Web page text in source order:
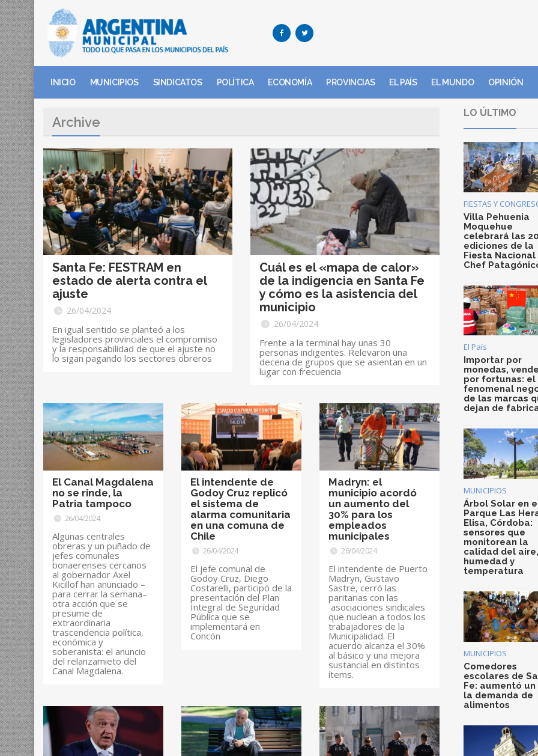
INICIO MUNICIPIOS SINDICATOS POLÍTICA ECONOMÍA PROVINCIAS EL PAÍS EL MUNDO OPINIÓN
Archive
Santa Fe: FESTRAM en
estado de alerta contra el
ajuste
26/04/2024
En igual sentido se planteó a los
legisladores provinciales el compromiso
y la responsabilidad de que el ajuste no
lo sigan pagando los sectores obreros
Cuál es el «mapa de calor»
de la indigencia en Santa Fe
y cómo es la asistencia del
municipio
26/04/2024
Frente a la terminal hay unas 30
personas indigentes. Relevaron una
decena de grupos que se asientan en un
lugar con frecuencia
El Canal Magdalena
no se rinde, la
Patria tampoco
26/04/2024
Algunas centrales
obreras y un puñado de
jefes comunales
bonaerenses cercanos
al gobernador Axel
Kicillof han anunciado –
para cerrar la semana–
otra acción que se
presume de
extraordinaria
trascendencia política,
económica y
soberanista: el anuncio
del relanzamieto del
Canal Magdalena.
El intendente de
Godoy Cruz replicó
el sistema de
alarma comunitaria
en una comuna de
Chile
26/04/2024
El jefe comunal de
Godoy Cruz, Diego
Costarelli, participó de la
presentación del Plan
Integral de Seguridad
Pública que se
implementará en
Concón
Madryn: el
municipio acordó
un aumento del
30% para los
empleados
municipales
26/04/2024
El intendente de Puerto
Madryn, Gustavo
Sastre, cerró las
paritarias con las
asociaciones sindicales
que nuclean a todos los
trabajadores de la
Municipalidad. El
acuerdo alcanza el 30%
al básico y una mejora
sustancial en distintos
ítems.
LO ÚLTIMO
FIESTAS Y
Villa Pehuenia
Moquehue
celebrará las
ediciones de la
Fiesta
Chef
El País
Importar por
monedas,
por fortunas: el
fenomenal
de las marcas
dejan de
MUNICIPIOS
Árbol Solar en
Parque Las
Elisa, Córdoba:
sensores que
monitorean la
calidad del aire,
humedad y
temperatura
MUNICIPIOS
Comedores
escolares de
Fe: aumentó un
la demanda de
alimentos